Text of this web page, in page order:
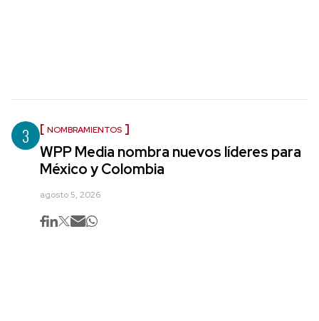
3 NOMBRAMIENTOS
WPP Media nombra nuevos líderes para
México y Colombia
agosto 5, 2026